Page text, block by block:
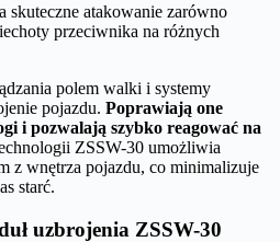
skuteczne atakowanie zarówno
przeciwnika na różnych
polem walki i systemy
pojazdu. Poprawiają one
i pozwalają szybko reagować na
ZSSW-30 umożliwia
z wnętrza pojazdu, co minimalizuje
starć.
uzbrojenia ZSSW-30